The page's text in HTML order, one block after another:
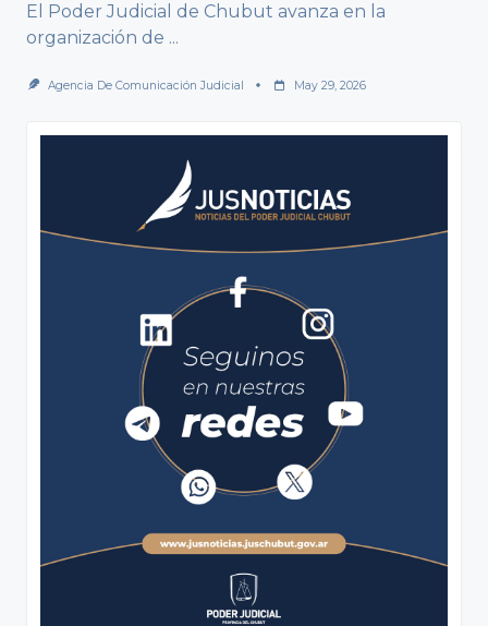
El Poder Judicial de Chubut avanza en la
organización de ...
Agencia De Comunicación Judicial May 29, 2026